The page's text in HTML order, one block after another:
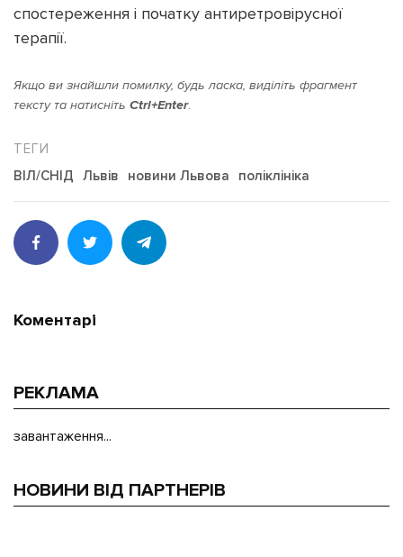
спостереження і початку антиретровірусної
терапії.
Якщо ви знайшли помилку, будь ласка, виділіть фрагмент
тексту та натисніть Ctrl+Enter.
ВІЛ/СНІД Львів новини Львова поліклініка
Коментарі
РЕКЛАМА
завантаження...
НОВИНИ ВІД ПАРТНЕРІВ